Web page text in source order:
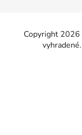
Copyright 2026
vyhradené.